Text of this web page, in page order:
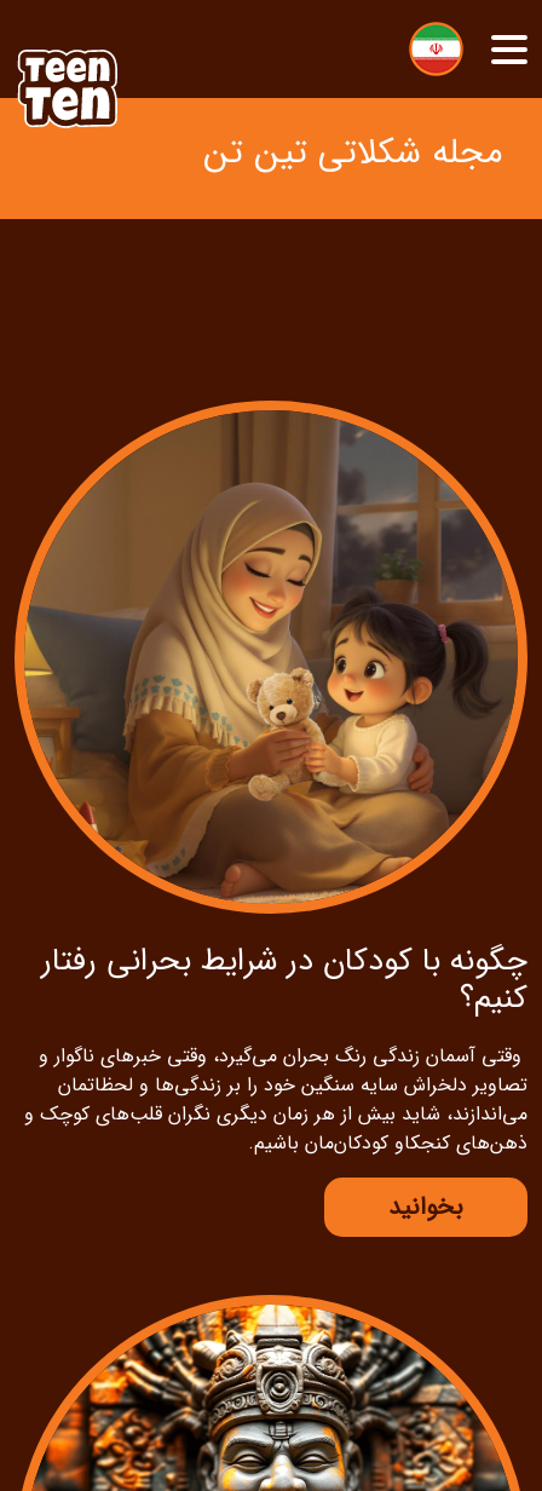
Mobile Menu Toggle
زبان خود را انتخاب کنید
مجله شکلاتی تین تن
چگونه با کودکان در شرایط بحرانی رفتار
کنیم؟
وقتی آسمان زندگی رنگ بحران می‌گیرد، وقتی خبرهای ناگوار و
تصاویر دلخراش سایه سنگین خود را بر زندگی‌ها و لحظاتمان
می‌اندازند، شاید بیش از هر زمان دیگری نگران قلب‌های کوچک و
ذهن‌های کنجکاو کودکان‌مان باشیم.
بخوانید